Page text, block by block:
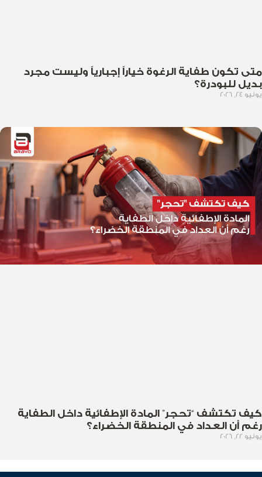
متى تكون طفاية الرغوة خياراً إجبارياً وليست مجرد
بديل للبودرة؟
يونيو 24, 2026
كيف تكتشف “تحجر” المادة الإطفائية داخل الطفاية
رغم أن العداد في المنطقة الخضراء؟
يونيو 22, 2026